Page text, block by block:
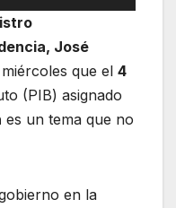
José
que el 4
(PIB) asignado
es un tema que no
en la